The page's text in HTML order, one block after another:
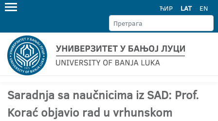
ЋИР LAT EN
Saradnja sa naučnicima iz SAD: Prof.
Korać objavio rad u vrhunskom